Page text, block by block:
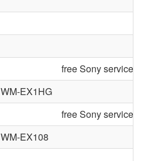
free Sony service
WM-EX1HG
free Sony service
WM-EX108